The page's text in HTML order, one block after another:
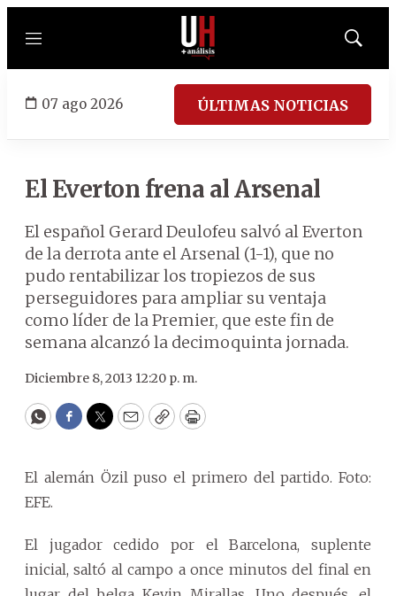
Menú
Mostrar
07 ago 2026 ÚLTIMAS NOTICIAS
El Everton frena al Arsenal
El español Gerard Deulofeu salvó al Everton
de la derrota ante el Arsenal (1-1), que no
pudo rentabilizar los tropiezos de sus
perseguidores para ampliar su ventaja
como líder de la Premier, que este fin de
semana alcanzó la decimoquinta jornada.
Diciembre 8, 2013 12:20 p. m.
WhatsApp
Facebook
Twitter
EmailCopyPrint
El alemán Özil puso el primero del partido. Foto:
EFE.
El jugador cedido por el Barcelona, suplente
inicial, saltó al campo a once minutos del final en